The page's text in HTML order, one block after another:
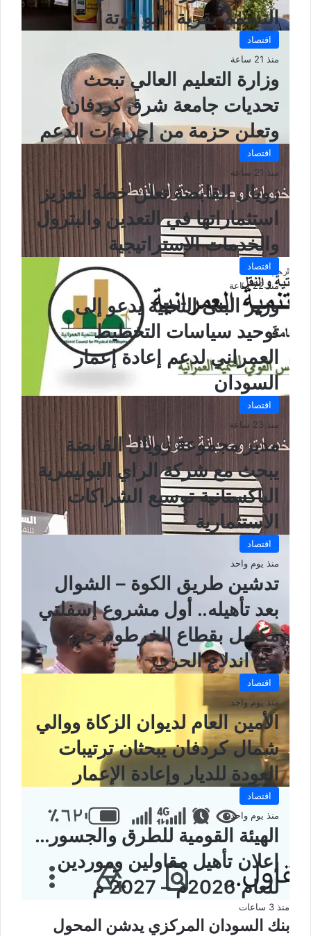
التسمم بقرية “أبو قوتة
اقتصاد
منذ 21 ساعة
وزارة التعليم العالي تبحث
تحديات جامعة شرق كردفان
وتعلن حزمة من إجراءات الدعم
اقتصاد
منذ 21 ساعة
زويال القابضة تعلن خطة لتعزيز
استثماراتها في التعدين والبترول
والخدمات الاستراتيجية
اقتصاد
منذ 22 ساعة
وزير البنى التحتية يدعو إلى
توحيد سياسات التخطيط
العمراني لدعم إعادة إعمار
السودان
اقتصاد
منذ 23 ساعة
مدير مجموعة زويال القابضة
يبحث مع شركة الراي البوليمرية
الباكستانية توسيع الشراكات
الاستثمارية
اقتصاد
منذ يوم واحد
تدشين طريق الكوة – الشوال
بعد تأهيله.. أول مشروع إسفلتي
مكتمل بقطاع الخرطوم جنوب
منذ اندلاع الحرب
اقتصاد
منذ يوم واحد
الأمين العام لديوان الزكاة ووالي
شمال كردفان يبحثان ترتيبات
العودة للديار وإعادة الإعمار
اقتصاد
منذ يوم واحد
الهيئة القومية للطرق والجسور…
إعلان تأهيل مقاولين وموردين
للعام 2026م – 2027 م
منذ 3 ساعات
بنك السودان المركزي يدشن المحول